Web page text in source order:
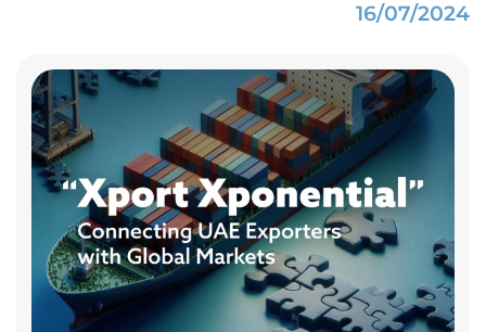
16/07/2024